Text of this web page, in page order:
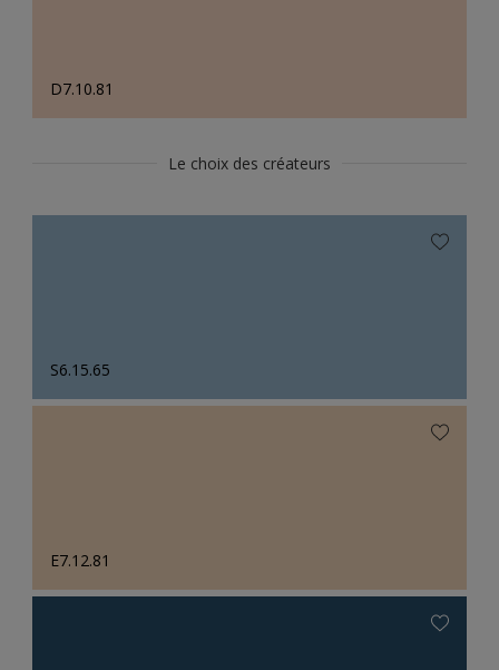
D7.10.81
Le choix des créateurs
S6.15.65
E7.12.81